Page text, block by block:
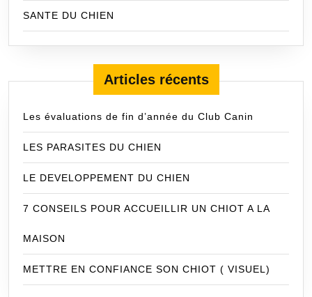
SANTE DU CHIEN
Articles récents
Les évaluations de fin d’année du Club Canin
LES PARASITES DU CHIEN
LE DEVELOPPEMENT DU CHIEN
7 CONSEILS POUR ACCUEILLIR UN CHIOT A LA
MAISON
METTRE EN CONFIANCE SON CHIOT ( VISUEL)